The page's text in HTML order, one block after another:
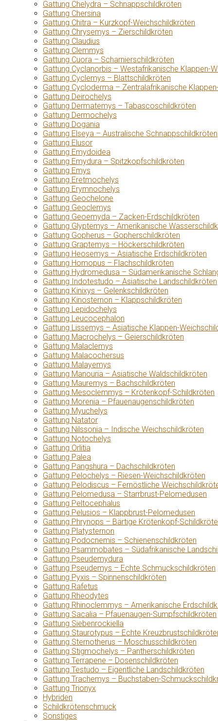
Gattung Chelydra – Schnappschildkröten
Gattung Chersina
Gattung Chitra – Kurzkopf-Weichschildkröten
Gattung Chrysemys – Zierschildkröten
Gattung Claudius
Gattung Clemmys
Gattung Cuora – Scharnierschildkröten
Gattung Cyclanorbis – Westafrikanische Klappen-
Gattung Cyclemys – Blattschildkröten
Gattung Cycloderma – Zentralafrikanische
Gattung Deirochelys
Gattung Dermatemys – Tabascoschildkröten
Gattung Dermochelys
Gattung Dogania
Gattung Elseya – Australische Schnappschildkröten
Gattung Elusor
Gattung Emydoidea
Gattung Emydura – Spitzkopfschildkröten
Gattung Emys
Gattung Eretmochelys
Gattung Erymnochelys
Gattung Geochelone
Gattung Geoclemys
Gattung Geoemyda – Zacken-Erdschildkröten
Gattung Glyptemys – Amerikanische
Gattung Gopherus – Gopherschildkröten
Gattung Graptemys – Höckerschildkröten
Gattung Heosemys – Asiatische Erdschildkröten
Gattung Homopus – Flachschildkröten
Gattung Hydromedusa – Südamerikanische
Gattung Indotestudo – Asiatische Landschildkröten
Gattung Kinixys – Gelenkschildkröten
Gattung Kinosternon – Klappschildkröten
Gattung Lepidochelys
Gattung Leucocephalon
Gattung Lissemys – Asiatische Klappen-
Gattung Macrochelys – Geierschildkröten
Gattung Malaclemys
Gattung Malacochersus
Gattung Malayemys
Gattung Manouria – Asiatische Waldschildkröten
Gattung Mauremys – Bachschildkröten
Gattung Mesoclemmys – Krötenkopf-Schildkröten
Gattung Morenia – Pfauenaugenschildkröten
Gattung Myuchelys
Gattung Natator
Gattung Nilssonia – Indische Weichschildkröten
Gattung Notochelys
Gattung Orlitia
Gattung Palea
Gattung Pangshura – Dachschildkröten
Gattung Pelochelys – Riesen-Weichschildkröten
Gattung Pelodiscus – Fernöstliche
Gattung Pelomedusa – Starrbrust-Pelomedusen
Gattung Peltocephalus
Gattung Pelusios – Klappbrust-Pelomedusen
Gattung Phrynops – Bärtige Krötenkopf-
Gattung Platysternon
Gattung Podocnemis – Schienenschildkröten
Gattung Psammobates – Südafrikanische
Gattung Pseudemydura
Gattung Pseudemys – Echte Schmuckschildkröten
Gattung Pyxis – Spinnenschildkröten
Gattung Rafetus
Gattung Rheodytes
Gattung Rhinoclemmys – Amerikanische
Gattung Sacalia – Pfauenaugen-Sumpfschildkröten
Gattung Siebenrockiella
Gattung Staurotypus – Echte
Gattung Sternotherus – Moschusschildkröten
Gattung Stigmochelys – Pantherschildkröten
Gattung Terrapene – Dosenschildkröten
Gattung Testudo – Eigentliche Landschildkröten
Gattung Trachemys – Buchstaben-
Gattung Trionyx
Hybriden
Schildkrötenschmuck
Sonstiges